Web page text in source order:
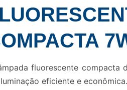
fluorescente compacta
eficiente e econômica.